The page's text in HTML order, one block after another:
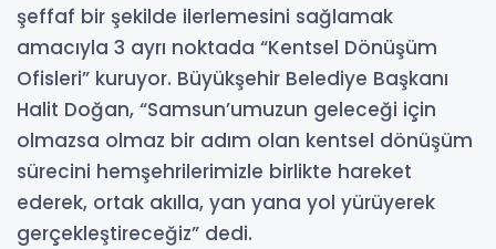
şeffaf bir şekilde ilerlemesini sağlamak
amacıyla 3 ayrı noktada “Kentsel Dönüşüm
Ofisleri” kuruyor. Büyükşehir Belediye Başkanı
Halit Doğan, “Samsun’umuzun geleceği için
olmazsa olmaz bir adım olan kentsel dönüşüm
sürecini hemşehrilerimizle birlikte hareket
ederek, ortak akılla, yan yana yol yürüyerek
gerçekleştireceğiz” dedi.